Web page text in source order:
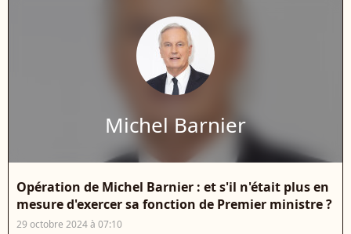
Michel Barnier
Opération de Michel Barnier : et s'il n'était plus en
mesure d'exercer sa fonction de Premier ministre ?
29 octobre 2024 à 07:10